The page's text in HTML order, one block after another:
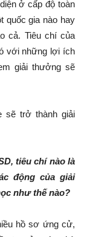
ở cấp độ toàn
quốc gia nào hay
cả. Tiêu chí của
với những lợi ích
giải thưởng sẽ
sẽ trở thành giải
tiêu chí nào là
động của giải
như thế nào?
hồ sơ ứng cử,